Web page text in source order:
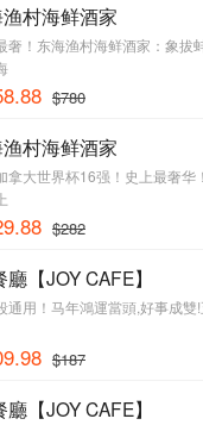
村海鲜酒家
奢！东海渔村海鲜酒家：象拔
$780
村海鲜酒家
拿大世界杯16强！史上最奢华
$282
廳【JOY CAFE】
通用！马年鴻運當頭,好事成雙
$187
廳【JOY CAFE】